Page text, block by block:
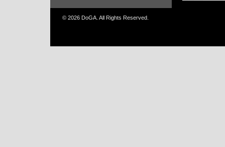
© 2026 DoGA. All Rights Reserved.